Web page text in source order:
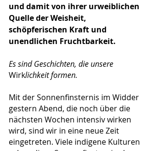
und damit von ihrer urweiblichen
Quelle der Weisheit,
schöpferischen Kraft und
unendlichen Fruchtbarkeit.
Es sind Geschichten, die unsere
Wirklichkeit formen.
Mit der Sonnenfinsternis im Widder
gestern Abend, die noch über die
nächsten Wochen intensiv wirken
wird, sind wir in eine neue Zeit
eingetreten. Viele indigene Kulturen